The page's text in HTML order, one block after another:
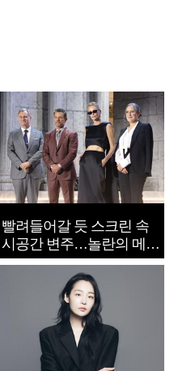
빨려들어갈 듯 스크린 속
시공간 변주…놀란의 메시
지는 ‘전쟁 속죄’